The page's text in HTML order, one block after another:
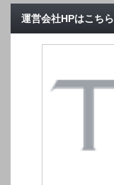
運営会社HPはこちら